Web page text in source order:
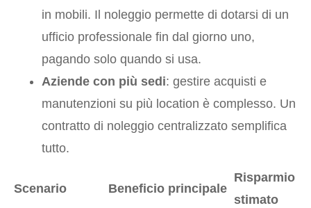
in mobili. Il noleggio permette di dotarsi di un
ufficio professionale fin dal giorno uno,
pagando solo quando si usa.
Aziende con più sedi: gestire acquisti e
manutenzioni su più location è complesso. Un
contratto di noleggio centralizzato semplifica
tutto.
Scenario Beneficio principale
Risparmio
stimato